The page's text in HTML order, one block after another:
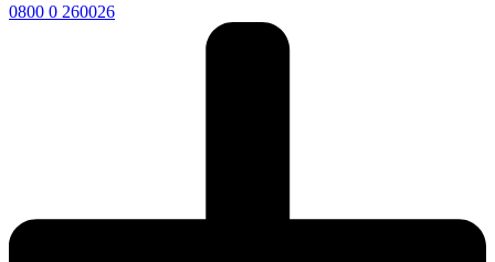
0800 0 260026